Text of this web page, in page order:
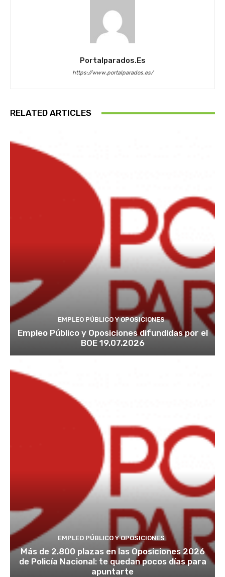
Portalparados.es
https://www.portalparados.es/
RELATED ARTICLES
EMPLEO PÚBLICO Y OPOSICIONES
Empleo Público y Oposiciones difundidas por el
BOE 19.07.2026
EMPLEO PÚBLICO Y OPOSICIONES
Más de 2.800 plazas en las Oposiciones 2026
de Policía Nacional: te quedan pocos días para
apuntarte